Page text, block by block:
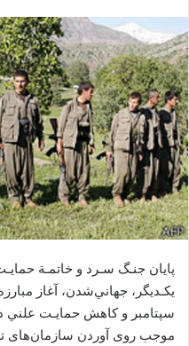
ا
ل
ا
ی
م
ی
ل
ﭘﺎﻳﺎن ﺟﻨـﮓ ﺳـﺮد و ﺧﺎﺗﻤـﺔ
ﺳﭙﺘﺎﻣﺒﺮ و ﻛﺎﻫﺶ ﺣﻤﺎﻳـﺖ ﻋﻠﻨﻲ
ﻣﻮﺟﺐ روی آوردن ﺳﺎزﻣﺎنﻫﺎی